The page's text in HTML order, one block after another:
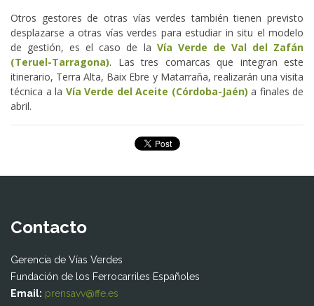
Otros gestores de otras vías verdes también tienen previsto
desplazarse a otras vías verdes para estudiar in situ el modelo
de gestión, es el caso de la Vía Verde de Val del Zafán
(Teruel-Tarragona). Las tres comarcas que integran este
itinerario, Terra Alta, Baix Ebre y Matarraña, realizarán una visita
técnica a la Vía Verde del Aceite (Córdoba-Jaén) a finales de
abril.
Contacto
Gerencia de Vías Verdes
Fundación de los Ferrocarriles Españoles
Email: prensavv@ffe.es